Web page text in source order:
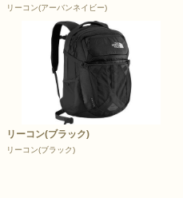
リーコン(アーバンネイビー)
リーコン(ブラック)
リーコン(ブラック)